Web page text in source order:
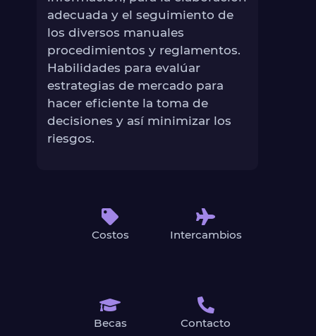
adecuada y el seguimiento de
los diversos manuales
procedimientos y reglamentos.
Habilidades para evalúar
estrategias de mercado para
hacer eficiente la toma de
decisiones y así minimizar los
riesgos.
Costos Intercambios
Becas Contacto